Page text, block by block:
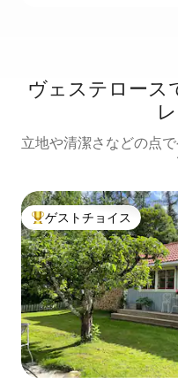
ヴェステロース
立地や清潔さなどの点
大好評のゲストチョイス
ゲストチョイス